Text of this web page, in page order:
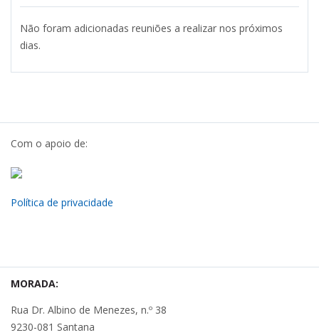
Não foram adicionadas reuniões a realizar nos próximos
dias.
Com o apoio de:
Política de privacidade
MORADA:
Rua Dr. Albino de Menezes, n.º 38
9230-081 Santana